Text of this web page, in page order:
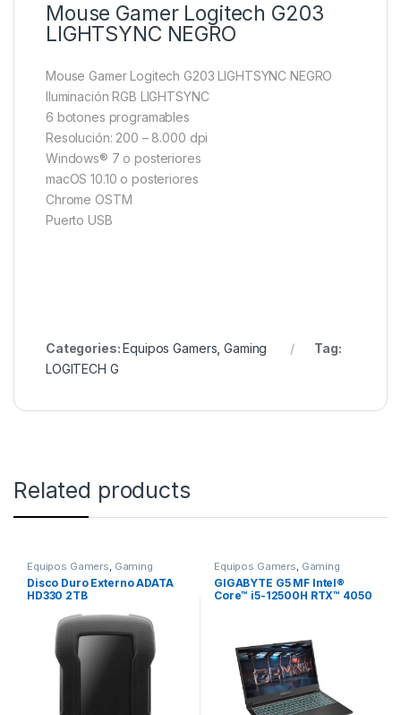
Mouse Gamer Logitech G203
LIGHTSYNC NEGRO
Mouse Gamer Logitech G203 LIGHTSYNC NEGRO
Iluminación RGB LIGHTSYNC
6 botones programables
Resolución: 200 – 8.000 dpi
Windows® 7 o posteriores
macOS 10.10 o posteriores
Chrome OSTM
Puerto USB
Categories:Equipos Gamers ,Gaming
Tag:
LOGITECH G
Related products
Equipos Gamers, Gaming
Disco Duro Externo ADATA
HD330 2TB
Equipos Gamers, Gaming
GIGABYTE G5 MF Intel®
Core™ i5-12500H RTX™ 4050